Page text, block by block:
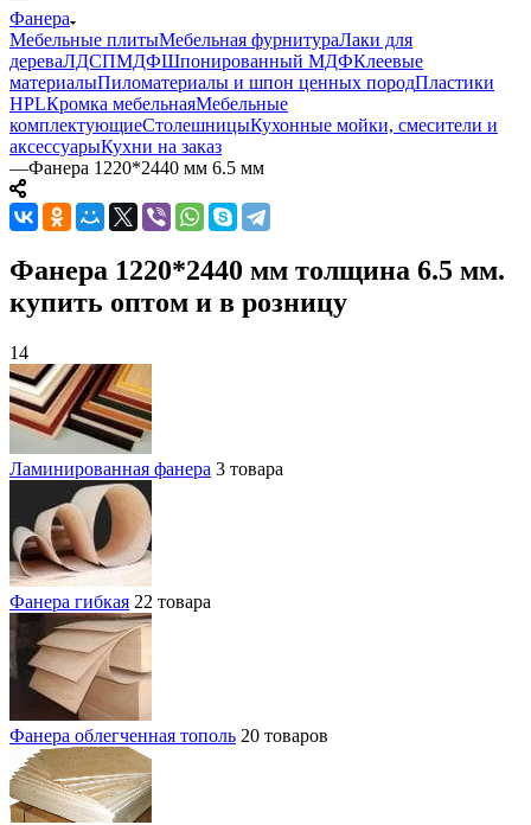
Фанера
Мебельные плитыМебельная фурнитураЛаки для
дереваЛДСПМДФШпонированный МДФКлеевые
материалыПиломатериалы и шпон ценных породПластики
HPLКромка мебельнаяМебельные
комплектующиеСтолешницыКухонные мойки, смесители и
аксессуарыКухни на заказ
—Фанера 1220*2440 мм 6.5 мм
Фанера 1220*2440 мм толщина 6.5 мм.
купить оптом и в розницу
14
Ламинированная фанера 3 товара
Фанера гибкая 22 товара
Фанера облегченная тополь 20 товаров